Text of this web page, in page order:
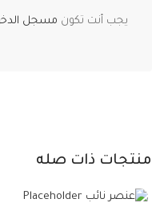
يجب أنت تكون مسجل
منتجات ذات صله